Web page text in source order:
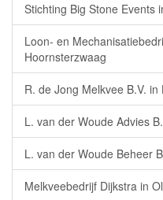
Stichting Big Stone Events
Loon- en
Hoornsterzwaag
R. de Jong Melkvee B.V.
L. van der Woude Advies
L. van der Woude Beheer
Melkveebedrijf Dijkstra in